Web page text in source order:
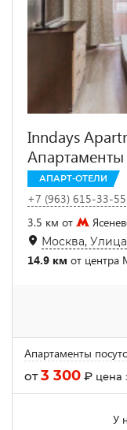
Inndays
АПАРТ-ОТЕЛИ
+7 (963) 615-33-55
3.5 км от
Москва,
14.9 км от
Апартаменты
от3 300 ₽ цена
У